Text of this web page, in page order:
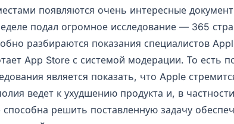
появляются очень интересные
подал огромное исследование — 365
разбираются показания специалистов
App Store с системой модерации. То есть
является показать, что Apple
ведет к ухудшению продукта и, в
решить поставленную задачу